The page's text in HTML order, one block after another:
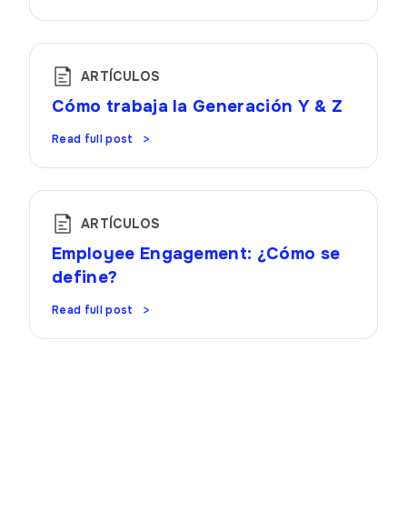
ARTÍCULOS
Cómo trabaja la Generación Y & Z
Read full post
ARTÍCULOS
Employee Engagement: ¿Cómo se
define?
Read full post